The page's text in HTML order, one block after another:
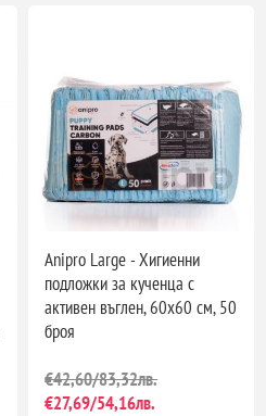
Anipro Large - Хигиенни
подложки за кученца с
активен въглен, 60х60 см, 50
броя
€42,60/83,32лв.
€27,69/54,16лв.